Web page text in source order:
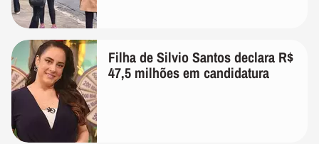
Filha de Silvio Santos declara R$
47,5 milhões em candidatura